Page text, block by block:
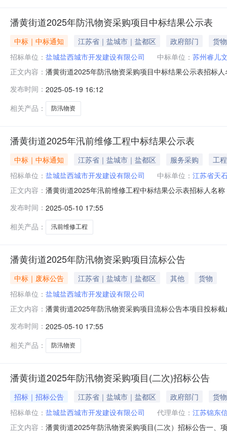
潘黄街道2025年防汛物资采购项目中标结果公示表
中标｜中标通知 江苏省｜盐城市｜盐都区 政府部门
货物
招标单位： 盐城盐西城市开发建设有限公司 中标单位： 苏州睿儿
正文内容： 潘黄街道2025年防汛物资采购项目中标结果公示表招标
（日历天）质量要求项目负责人备注苏州睿儿文化有限
发布时间： 2025-05-19 16:12
相关产品：
防汛物资
潘黄街道2025年汛前维修工程中标结果公示表
中标｜中标通知 江苏省｜盐城市｜盐都区 服务采购
工程
招标单位： 盐城盐西城市开发建设有限公司 中标单位： 江苏省天
正文内容： 潘黄街道2025年汛前维修工程中标结果公示表招标人名
质量要求项目负责人备注江苏省天石建设工程有限公司
标
发布时间： 2025-05-10 17:55
相关产品：
汛前维修工程
潘黄街道2025年防汛物资采购项目流标公告
中标｜废标公告 江苏省｜盐城市｜盐都区 其他
货物
招标单位： 盐城盐西城市开发建设有限公司
正文内容： 潘黄街道2025年防汛物资采购项目流标公告本项目投标
发布时间： 2025-05-10 17:55
相关产品：
防汛物资
潘黄街道2025年防汛物资采购项目(二次)招标公告
招标｜招标公告 江苏省｜盐城市｜盐都区 政府部门
货物
招标单位： 盐城盐西城市开发建设有限公司 代理单位： 江苏锦东
正文内容： 潘黄街道2025年防汛物资采购项目(二次）招标公告一、